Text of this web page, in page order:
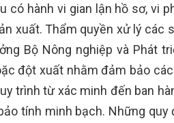
có hành vi gian lận hồ sơ, vi
xuất. Thẩm quyền xử lý các
Bộ Nông nghiệp và Phát
đột xuất nhằm đảm bảo
trình từ xác minh đến ban
tính minh bạch. Những quy